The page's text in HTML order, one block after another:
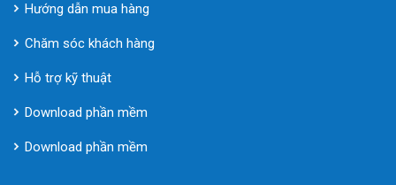
Hướng dẫn mua hàng
Chăm sóc khách hàng
Hỗ trợ kỹ thuật
Download phần mềm
Download phần mềm